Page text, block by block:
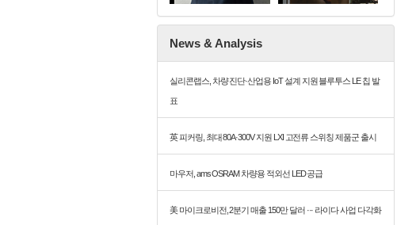
News & Analysis
실리콘랩스, 차량 진단·산업용 IoT 설계 지원 블루투스 LE 칩 발
표
英 피커링, 최대 80A·300V 지원 LXI 고전류 스위칭 제품군 출시
마우저, ams OSRAM 차량용 적외선 LED 공급
美 마이크로비전, 2분기 매출 150만 달러 ··· 라이다 사업 다각화